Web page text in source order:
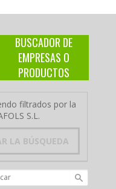
BUSCADOR DE
EMPRESAS O
PRODUCTOS
filtrados por la
S.L.
LA BÚSQUEDA